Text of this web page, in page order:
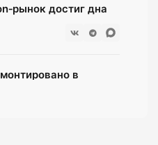
достиг дна
в